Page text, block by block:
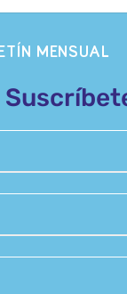
MENSUAL